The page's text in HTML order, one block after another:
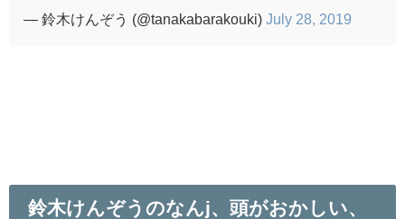
— 鈴木けんぞう (@tanakabarakouki) July 28, 2019
鈴木けんぞうのなんj、頭がおかしい、